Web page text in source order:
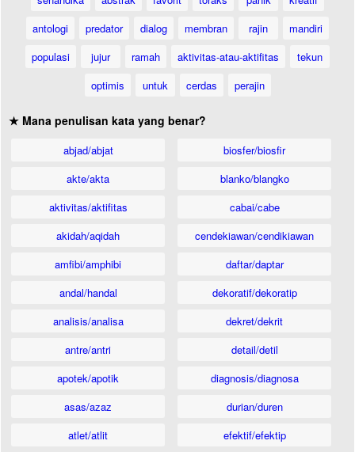
antologi
predator dialog membran rajin
mandiri
populasi
jujur ramah aktivitas-atau-aktifitas
tekun
optimis
untuk cerdas perajin
★ Mana penulisan kata yang benar?
abjad/abjat
akte/akta
aktivitas/aktifitas
akidah/aqidah
amfibi/amphibi
andal/handal
analisis/analisa
antre/antri
apotek/apotik
asas/azaz
atlet/atlit
biosfer/biosfir
blanko/blangko
cabai/cabe
cendekiawan/cendikiawan
daftar/daptar
dekoratif/dekoratip
dekret/dekrit
detail/detil
diagnosis/diagnosa
durian/duren
efektif/efektip